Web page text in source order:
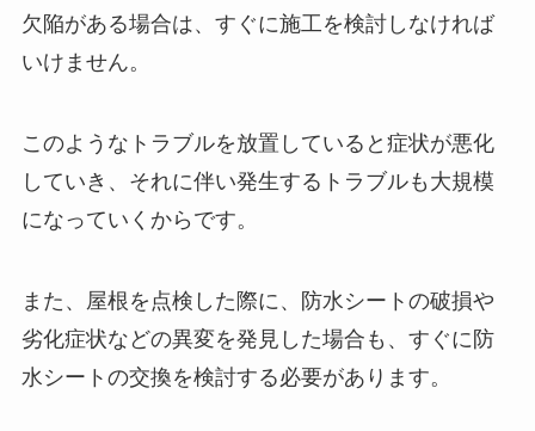
欠陥がある場合は、すぐに施工を検討しなければ
いけません。
このようなトラブルを放置していると症状が悪化
していき、それに伴い発生するトラブルも大規模
になっていくからです。
また、屋根を点検した際に、防水シートの破損や
劣化症状などの異変を発見した場合も、すぐに防
水シートの交換を検討する必要があります。